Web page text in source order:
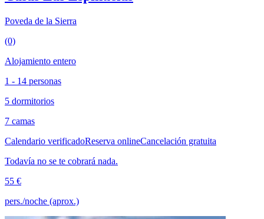
Poveda de la Sierra
(0)
Alojamiento entero
1 - 14 personas
5 dormitorios
7 camas
Calendario verificadoReserva onlineCancelación gratuita
Todavía no se te cobrará nada.
55 €
pers./noche (aprox.)